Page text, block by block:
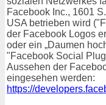
Facebook Inc., 1601
USA betrieben wird
der Facebook Logos
oder ein „Daumen
"Facebook Social
Aussehen der
eingesehen werden:
https://